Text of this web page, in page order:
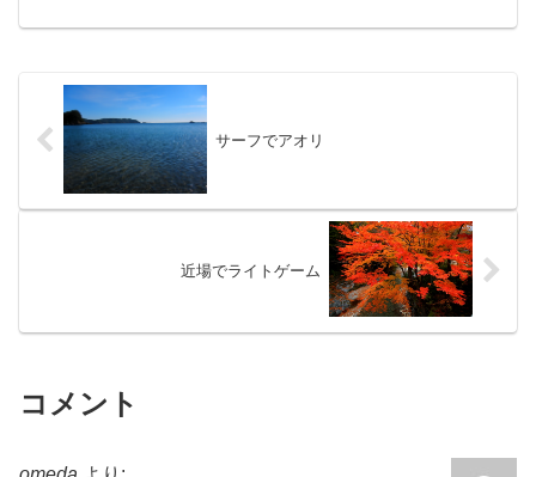
サーフでアオリ
近場でライトゲーム
コメント